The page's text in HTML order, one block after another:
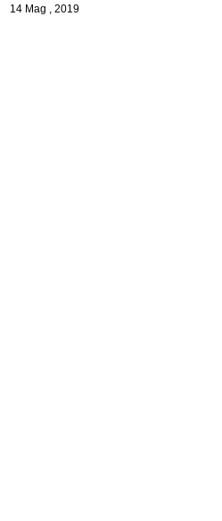
14 Mag , 2019